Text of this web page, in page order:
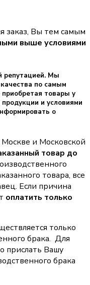
заказ, Вы тем самым
выше условиями
репутацией. Мы
по самым
товары у
и условиями
о
и Московской
товар до
товара, все
Если причина
оплатить только
только
брака. Для
прислать Вашу
брака